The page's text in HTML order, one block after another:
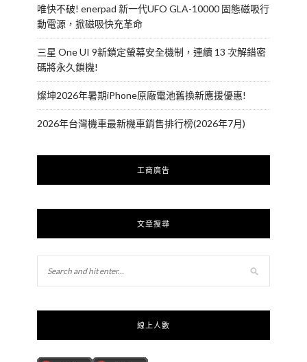
唯快不破! enerpad 新一代UFO GLA-10000 固態磁吸行
動電源，掀磁吸快充革命
三星 One UI 9新鎖定螢幕安全機制，連續 13 次解錯密
碼將永久鎖機!
燦坤2026年暑期iPhone原廠電池舊換新應援優惠!
2026年台灣機車最新機車銷售排行榜(2026年7月)
工商廣告
文章搜尋
線上人數